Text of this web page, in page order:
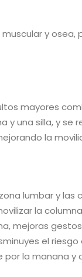
y osea,
mayores
y una silla, y se
la
lumbar y las
la
mejoras
el riesgo
por la manana y